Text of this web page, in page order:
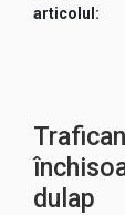
articolul:
dulap